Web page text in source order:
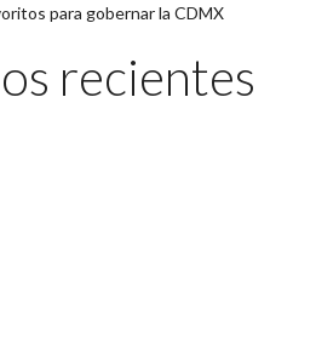
para gobernar la CDMX
recientes